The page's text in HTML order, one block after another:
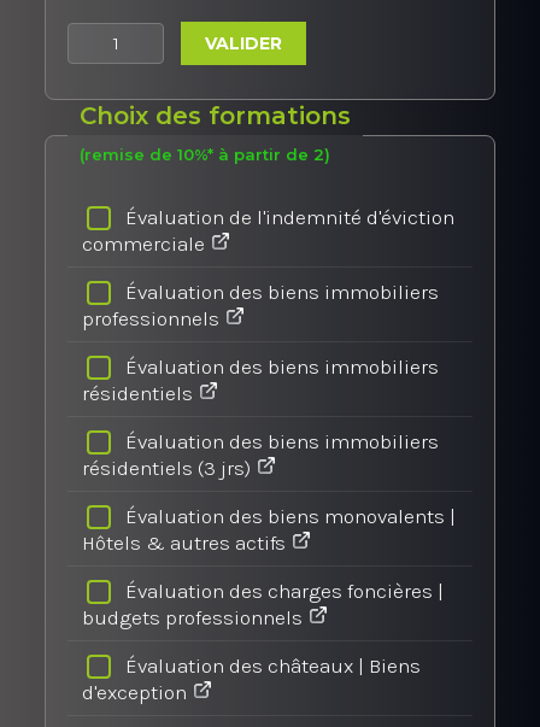
VALIDER
Choix des formations
(remise de 10%* à partir de 2)
Évaluation de l'indemnité d'éviction
commerciale
Évaluation des biens immobiliers
professionnels
Évaluation des biens immobiliers
résidentiels
Évaluation des biens immobiliers
résidentiels (3 jrs)
Évaluation des biens monovalents |
Hôtels & autres actifs
Évaluation des charges foncières |
budgets professionnels
Évaluation des châteaux | Biens
d'exception